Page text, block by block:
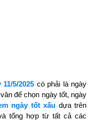
11/5/2025 có phải là ngày
để chọn ngày tốt, ngày
ngày tốt xấu dựa trên
tổng hợp từ tất cả các